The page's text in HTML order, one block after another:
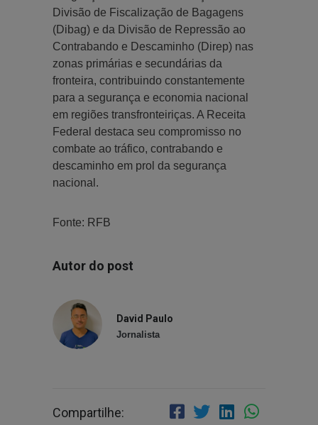
Divisão de Fiscalização de Bagagens
(Dibag) e da Divisão de Repressão ao
Contrabando e Descaminho (Direp) nas
zonas primárias e secundárias da
fronteira, contribuindo constantemente
para a segurança e economia nacional
em regiões transfronteiriças. A Receita
Federal destaca seu compromisso no
combate ao tráfico, contrabando e
descaminho em prol da segurança
nacional.
Fonte: RFB
Autor do post
David Paulo
Jornalista
Compartilhe: